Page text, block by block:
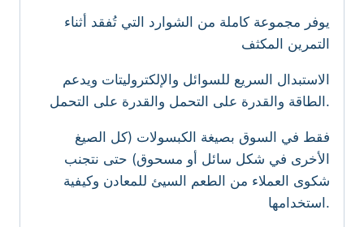
يوفر مجموعة كاملة من الشوارد التي تُفقد أثناء
التمرين المكثف
الاستبدال السريع للسوائل والإلكتروليتات ويدعم
الطاقة والقدرة على التحمل والقدرة على التحمل.
فقط في السوق بصيغة الكبسولات (كل الصيغ
الأخرى في شكل سائل أو مسحوق) حتى نتجنب
شكوى العملاء من الطعم السيئ للمعادن وكيفية
استخدامها.